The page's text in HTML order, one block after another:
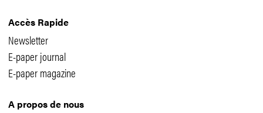
Accès Rapide
Newsletter
E-paper journal
E-paper magazine
A propos de nous